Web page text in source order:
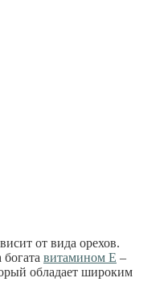
от вида орехов.
витамином Е –
обладает широким